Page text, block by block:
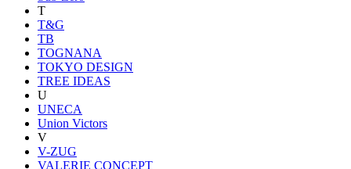
T
T&G
TB
TOGNANA
TOKYO DESIGN
TREE IDEAS
U
UNECA
Union Victors
V
V-ZUG
VALERIE CONCEPT